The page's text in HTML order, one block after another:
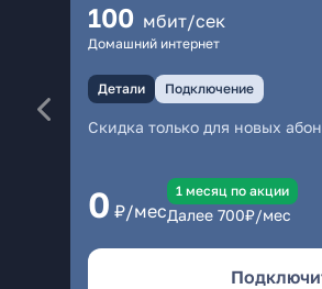
100 мбит/сек
Домашний интернет
Детали Подключение
Скидка только для новых
0 ₽/мес
1 месяц по акции
Далее 700₽/мес